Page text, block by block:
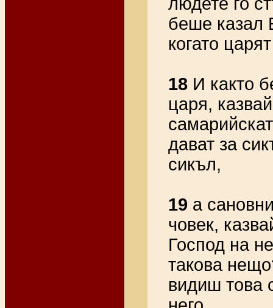
беше казал
когато
18 И както
царя,
дават за
сикъл,
19 а
човек,
Господ на
такова
видиш това